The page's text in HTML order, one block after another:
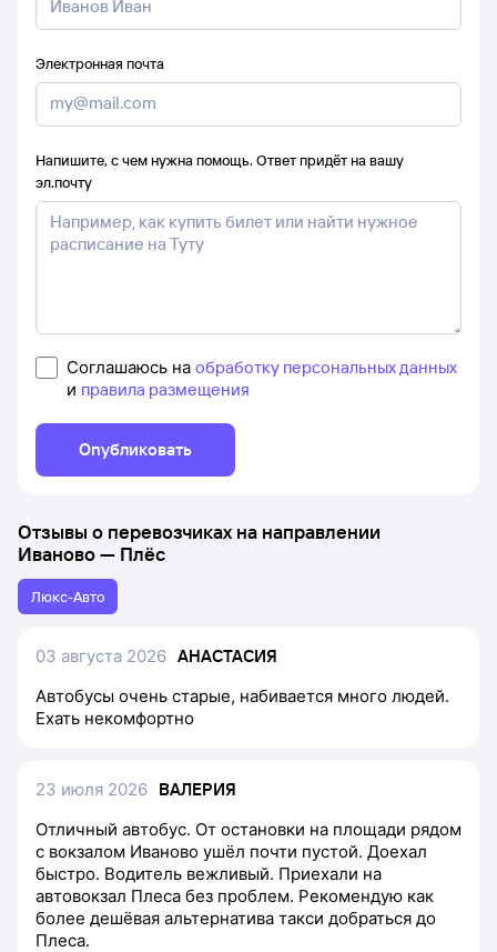
Электронная почта
Напишите, с чем нужна помощь. Ответ придёт на вашу
эл.почту
Соглашаюсь на обработку персональных данных
и правила размещения
Опубликовать
Отзывы о перевозчиках на направлении
Иваново— Плёс
Люкс-Авто
03 августа 2026 АНАСТАСИЯ
Автобусы очень старые, набивается много людей.
Ехать некомфортно
23 июля 2026 ВАЛЕРИЯ
Отличный автобус. От остановки на площади рядом
с вокзалом Иваново ушёл почти пустой. Доехал
быстро. Водитель вежливый. Приехали на
автовокзал Плеса без проблем. Рекомендую как
более дешёвая альтернатива такси добраться до
Плеса.